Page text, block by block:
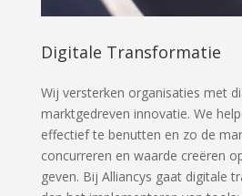
Digitale Transformatie
Wij versterken organisaties met
marktgedreven innovatie. We
effectief te benutten en zo de
concurreren en waarde creëren
geven. Bij Alliancys gaat digitale